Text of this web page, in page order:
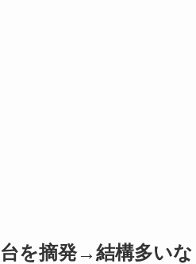
を摘発→結構多いな